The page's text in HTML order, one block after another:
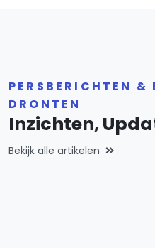
PERSBERICHTEN &
DRONTEN
Inzichten,
Bekijk alle artikelen